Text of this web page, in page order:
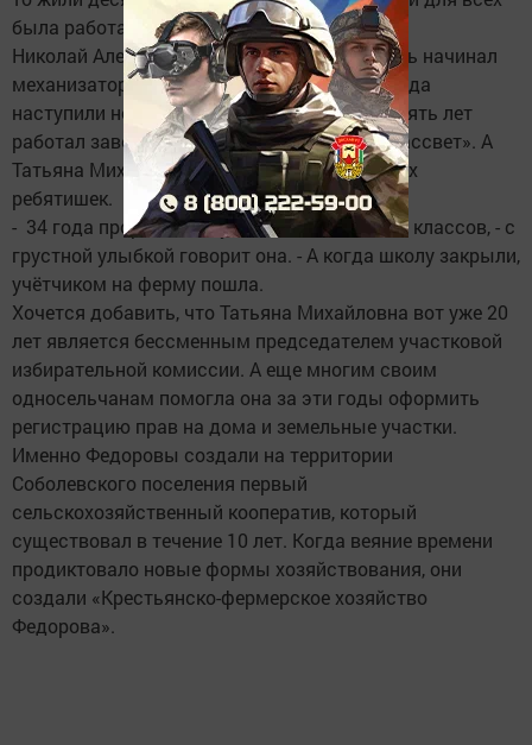
была работа.
Николай Алексеевич трудовую деятельность начинал
механизатором в своем колхозе. Потом, когда
наступили не лучшие для села времена, девять лет
работал заведующим фермой в колхозе «Рассвет». А
Татьяна Михайловна учила в школе местных
ребятишек.
- 34 года проработала учителем начальных классов, - с
грустной улыбкой говорит она. - А когда школу закрыли,
учётчиком на ферму пошла.
Хочется добавить, что Татьяна Михайловна вот уже 20
лет является бессменным председателем участковой
избирательной комиссии. А еще многим своим
односельчанам помогла она за эти годы оформить
регистрацию прав на дома и земельные участки.
Именно Федоровы создали на территории
Соболевского поселения первый
сельскохозяйственный кооператив, который
существовал в течение 10 лет. Когда веяние времени
продиктовало новые формы хозяйствования, они
создали «Крестьянско-фермерское хозяйство
Федорова».